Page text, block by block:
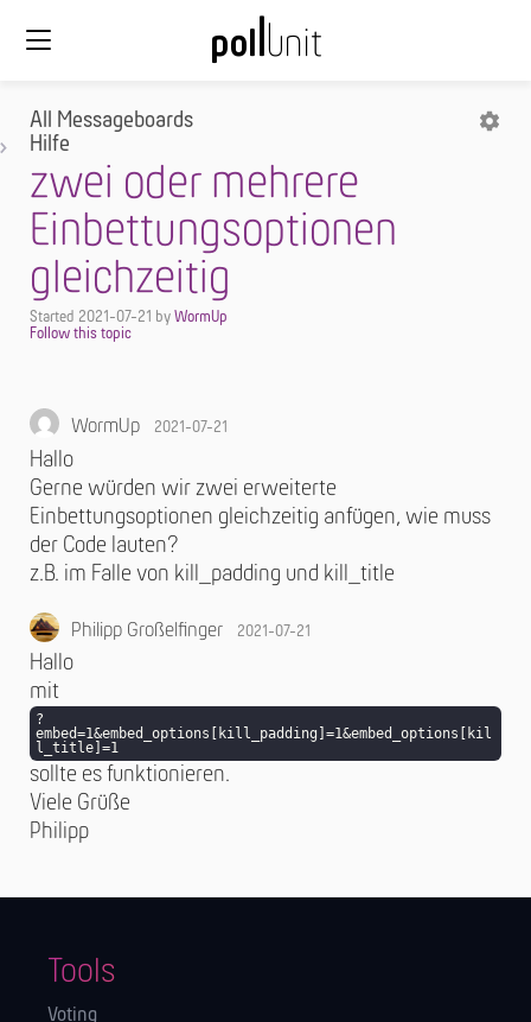
All Messageboards
Hilfe
zwei oder mehrere
Einbettungsoptionen
gleichzeitig
Started 2021-07-21 by WormUp
WormUp 2021-07-21
Hallo
Gerne würden wir zwei erweiterte
Einbettungsoptionen gleichzeitig anfügen, wie muss
der Code lauten?
z.B. im Falle von kill_padding und kill_title
Philipp Großelfinger 2021-07-21
Hallo
mit
?
embed=1&embed_options[kill_padding]=1&embed_options[kil
l_title]=1
sollte es funktionieren.
Viele Grüße
Philipp
Tools
Voting